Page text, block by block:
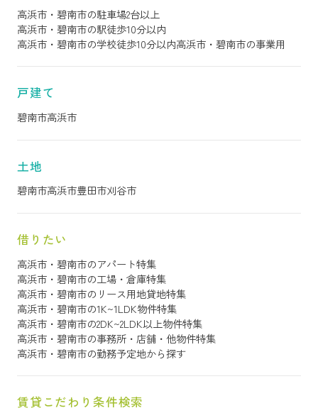
高浜市・碧南市の駐車場2台以上
高浜市・碧南市の駅徒歩10分以内
高浜市・碧南市の学校徒歩10分以内高浜市・碧南市の事業用
戸建て
碧南市高浜市
土地
碧南市高浜市豊田市刈谷市
借りたい
高浜市・碧南市のアパート特集
高浜市・碧南市の工場・倉庫特集
高浜市・碧南市のリース用地貸地特集
高浜市・碧南市の1K~1LDK物件特集
高浜市・碧南市の2DK~2LDK以上物件特集
高浜市・碧南市の事務所・店舗・他物件特集
高浜市・碧南市の勤務予定地から探す
賃貸こだわり条件検索